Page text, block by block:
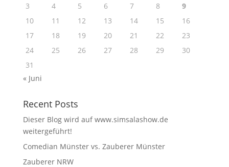
3
4 5 6 7 8
9
10
11 12 13 14 15
16
17
18 19 20 21 22
23
24
25 26 27 28 29
30
31
« Juni
Recent Posts
Dieser Blog wird auf www.simsalashow.de
weitergeführt!
Comedian Münster vs. Zauberer Münster
Zauberer NRW